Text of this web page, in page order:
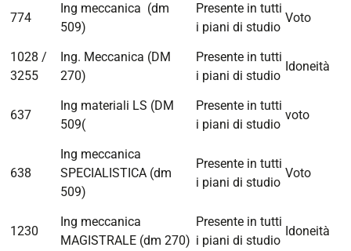
774
Ing meccanica (dm
509)
Presente in tutti
i piani di studio
Voto
1028 /
3255
Ing. Meccanica (DM
270)
Presente in tutti
i piani di studio
Idoneità
637
Ing materiali LS (DM
509(
Presente in tutti
i piani di studio
voto
638
Ing meccanica
SPECIALISTICA (dm
509)
Presente in tutti
i piani di studio
Voto
1230
Ing meccanica
MAGISTRALE (dm 270)
Presente in tutti
i piani di studio
Idoneità